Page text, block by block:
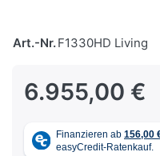
Art.-Nr.F1330HD Living
6.955,00 €